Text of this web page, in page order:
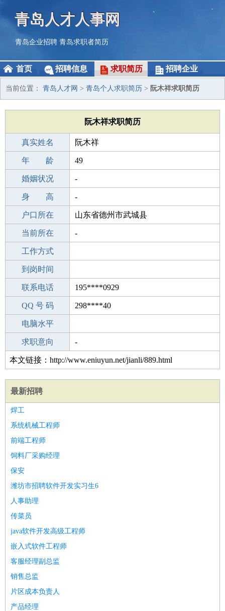
青岛人才人事网
青岛企业招聘 青岛求职者简历
首页 招聘信息 求职简历 招聘企业
当前位置： 青岛人才网 > 青岛个人求职简历 > 阮木祥求职简历
阮木祥求职简历
真实姓名 阮木祥
性 别 男
年 龄 49
出生年月 1977-11-27
婚姻状况 -
学 历 高中
身 高 -
毕业学校 渠县义和中学
户口所在 山东省德州市武城县
所学专业 -
当前所在 -
工作经验
工作方式
驾 照
到岗时间
期望月薪
联系电话 195****0929
手机号码 195****0929
QQ 号 码 298****40
微信号码
电脑水平
外语水平
求职意向 -
本文链接：http://www.eniuyun.net/jianli/889.html
最新招聘
焊工
系统机械工程师
前端工程师
饲料厂采购经理
保安
潍坊市招聘软件开发实习生6
人事助理
传菜员
java软件开发高级工程师
嵌入式软件工程师
客服经理副总监
销售总监
片区成本负责人
产品经理